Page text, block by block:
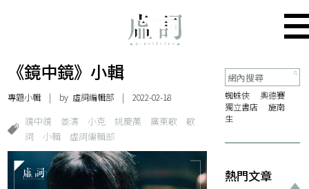
《鏡中鏡》小輯
專題小輯 | by 虛詞編輯部 | 2022-02-18
鏡中鏡 姜濤 小克 姚慶萬 廣東歌
歌
詞
小輯 虛詞編輯部
蜘蛛俠
奧德賽
獨立書店
施南
生
熱門文章